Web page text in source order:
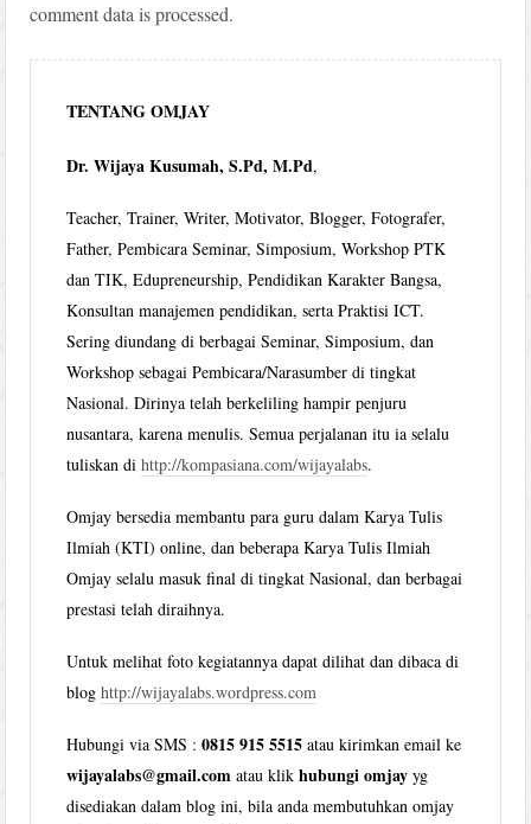
comment data is processed.
TENTANG OMJAY
Dr. Wijaya Kusumah, S.Pd, M.Pd,
Teacher, Trainer, Writer, Motivator, Blogger, Fotografer,
Father, Pembicara Seminar, Simposium, Workshop PTK
dan TIK, Edupreneurship, Pendidikan Karakter Bangsa,
Konsultan manajemen pendidikan, serta Praktisi ICT.
Sering diundang di berbagai Seminar, Simposium, dan
Workshop sebagai Pembicara/Narasumber di tingkat
Nasional. Dirinya telah berkeliling hampir penjuru
nusantara, karena menulis. Semua perjalanan itu ia selalu
tuliskan dihttp://kompasiana.com/wijayalabs.
Omjay bersedia membantu para guru dalam Karya Tulis
Ilmiah (KTI) online, dan beberapa Karya Tulis Ilmiah
Omjay selalu masuk final di tingkat Nasional, dan berbagai
prestasi telah diraihnya.
Untuk melihat foto kegiatannya dapat dilihat dan dibaca di
bloghttp://wijayalabs.wordpress.com
Hubungi via SMS :0815 915 5515 atau kirimkan email ke
wijayalabs@gmail.com atau klikhubungi omjay yg
disediakan dalam blog ini, bila anda membutuhkan omjay